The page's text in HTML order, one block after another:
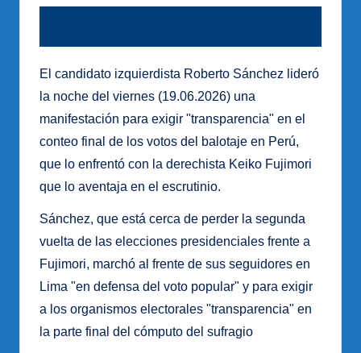
El candidato izquierdista Roberto Sánchez lideró
la noche del viernes (19.06.2026) una
manifestación para exigir "transparencia" en el
conteo final de los votos del balotaje en Perú,
que lo enfrentó con la derechista Keiko Fujimori
que lo aventaja en el escrutinio.
Sánchez, que está cerca de perder la segunda
vuelta de las elecciones presidenciales frente a
Fujimori, marchó al frente de sus seguidores en
Lima "en defensa del voto popular" y para exigir
a los organismos electorales "transparencia" en
la parte final del cómputo del sufragio